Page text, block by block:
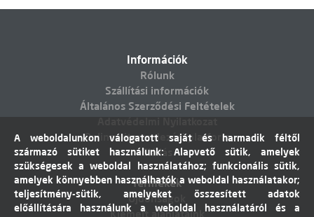
Információk
Rólunk
Szállítási információk
Általános Szerződési Feltételek
Online vitarendezési platform
Elállás
Termékek
Újdonságok
Kiemelt ajánlataink
A weboldalunkon válogatott saját és harmadik féltől
származó sütiket használunk: Alapvető sütik, amelyek
szükségesek a weboldal használatához; funkcionális sütik,
amelyek könnyebben használhatók a weboldal használatakor;
teljesítmény-sütik, amelyeket összesített adatok
előállítására használunk a weboldal használatáról és a